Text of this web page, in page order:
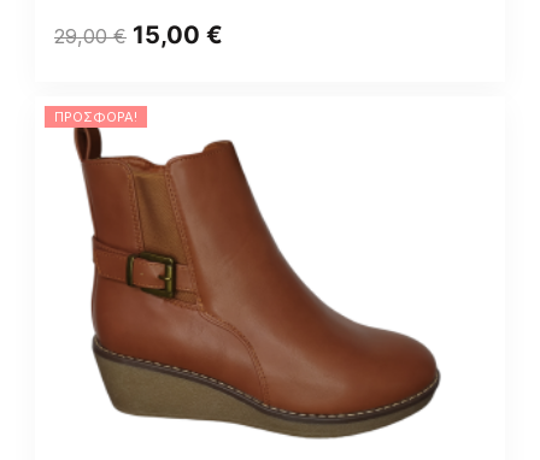
29,00€ 15,00 €
ΠΡΟΣΦΟΡΆ!